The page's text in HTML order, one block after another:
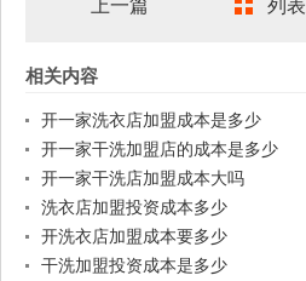
上一篇 列表
相关内容
开一家洗衣店加盟成本是多少
开一家干洗加盟店的成本是多少
开一家干洗店加盟成本大吗
洗衣店加盟投资成本多少
开洗衣店加盟成本要多少
干洗加盟投资成本是多少